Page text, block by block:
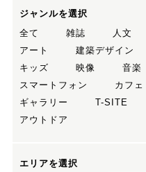
ジャンルを選択
全て
雑誌 人文
アート
建築デザイン
キッズ
映像 音楽
スマートフォン
カフェ
ギャラリー
T-SITE
アウトドア
エリアを選択